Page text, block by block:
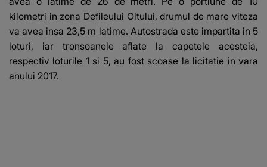
kilometri in zona Defileului Oltului, drumul de mare viteza
va avea insa 23,5 m latime. Autostrada este impartita in 5
loturi, iar tronsoanele aflate la capetele acesteia,
respectiv loturile 1 si 5, au fost scoase la licitatie in vara
anului 2017.